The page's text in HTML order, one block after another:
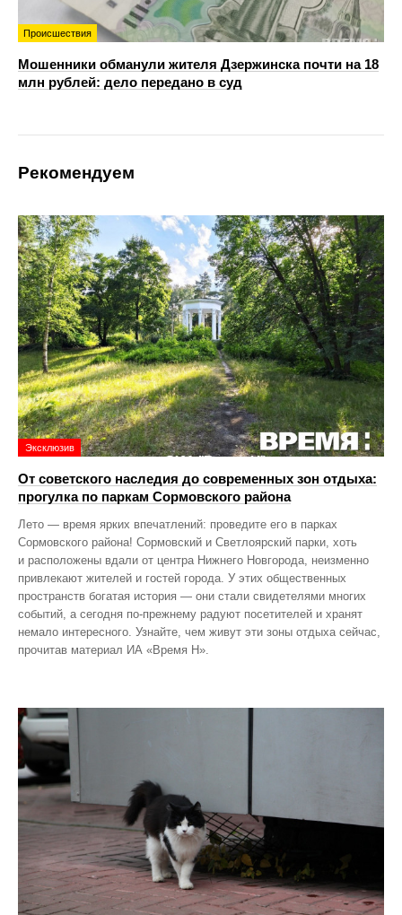
Происшествия
Мошенники обманули жителя Дзержинска почти на 18
млн рублей: дело передано в суд
Рекомендуем
Эксклюзив
От советского наследия до современных зон отдыха:
прогулка по паркам Сормовского района
Лето — время ярких впечатлений: проведите его в парках
Сормовского района! Сормовский и Светлоярский парки, хоть
и расположены вдали от центра Нижнего Новгорода, неизменно
привлекают жителей и гостей города. У этих общественных
пространств богатая история — они стали свидетелями многих
событий, а сегодня по‑прежнему радуют посетителей и хранят
немало интересного. Узнайте, чем живут эти зоны отдыха сейчас,
прочитав материал ИА «Время Н».